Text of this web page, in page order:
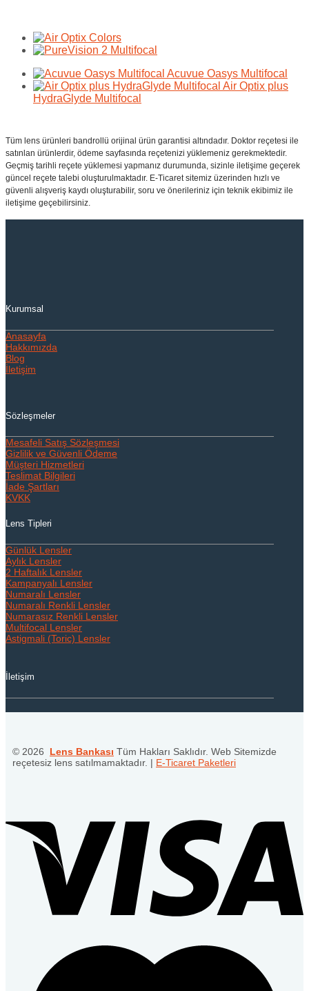
Acuvue Oasys Multifocal
Air Optix plus
HydraGlyde Multifocal
Tüm lens ürünleri bandrollü orijinal ürün garantisi altındadır. Doktor reçetesi ile
satınlan ürünlerdir, ödeme sayfasında reçetenizi yüklemeniz gerekmektedir.
Geçmiş tarihli reçete yüklemesi yapmanız durumunda, sizinle iletişime geçerek
güncel reçete talebi oluşturulmaktadır. E-Ticaret sitemiz üzerinden hızlı ve
güvenli alışveriş kaydı oluşturabilir, soru ve önerileriniz için teknik ekibimiz ile
iletişime geçebilirsiniz.
Kurumsal
Anasayfa
Hakkımızda
Blog
İletişim
Sözleşmeler
Mesafeli Satış Sözleşmesi
Gizlilik ve Güvenli Ödeme
Müşteri Hizmetleri
Teslimat Bilgileri
İade Şartları
KVKK
Lens Tipleri
Günlük Lensler
Aylık Lensler
2 Haftalık Lensler
Kampanyalı Lensler
Numaralı Lensler
Numaralı Renkli Lensler
Numarasız Renkli Lensler
Multifocal Lensler
Astigmali (Toric) Lensler
İletişim
© 2026 Lens Bankası Tüm Hakları Saklıdır. Web Sitemizde
reçetesiz lens satılmamaktadır. | E-Ticaret Paketleri